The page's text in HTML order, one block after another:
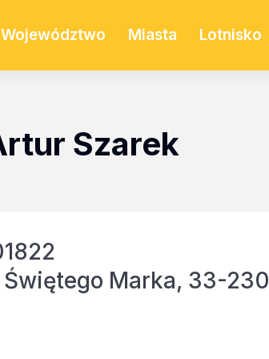
Województwo Miasta Lotnisko
Szarek
Świętego Marka, 33-230